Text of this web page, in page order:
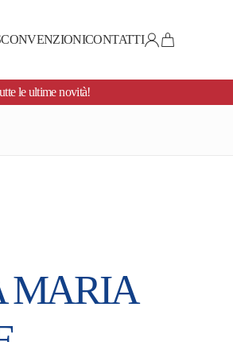
CONVENZIONICONTATTI
le ultime novità!
MARIA